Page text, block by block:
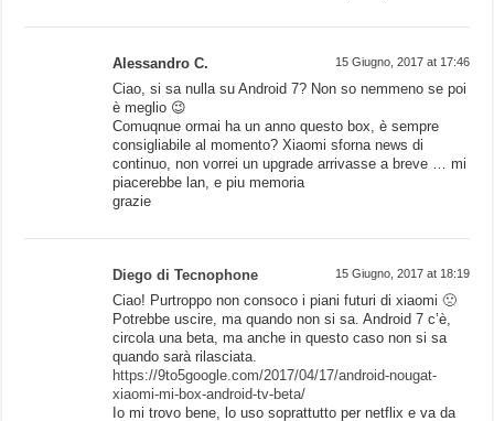
Alessandro C. 15 Giugno, 2017 at 17:46
Ciao, si sa nulla su Android 7? Non so nemmeno se poi
è meglio 😉
Comuqnue ormai ha un anno questo box, è sempre
consigliabile al momento? Xiaomi sforna news di
continuo, non vorrei un upgrade arrivasse a breve … mi
piacerebbe lan, e piu memoria
grazie
Diego di Tecnophone 15 Giugno, 2017 at 18:19
Ciao! Purtroppo non consoco i piani futuri di xiaomi 🙁
Potrebbe uscire, ma quando non si sa. Android 7 c’è,
circola una beta, ma anche in questo caso non si sa
quando sarà rilasciata.
https://9to5google.com/2017/04/17/android-nougat-
xiaomi-mi-box-android-tv-beta/
Io mi trovo bene, lo uso soprattutto per netflix e va da